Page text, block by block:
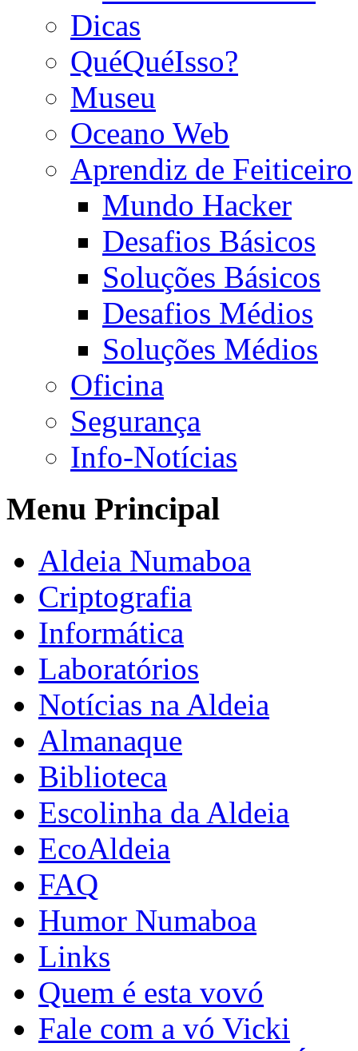
Dicas
QuéQuéIsso?
Museu
Oceano Web
Aprendiz de Feiticeiro
Mundo Hacker
Desafios Básicos
Soluções Básicos
Desafios Médios
Soluções Médios
Oficina
Segurança
Info-Notícias
Menu Principal
Aldeia Numaboa
Criptografia
Informática
Laboratórios
Notícias na Aldeia
Almanaque
Biblioteca
Escolinha da Aldeia
EcoAldeia
FAQ
Humor Numaboa
Links
Quem é esta vovó
Fale com a vó Vicki